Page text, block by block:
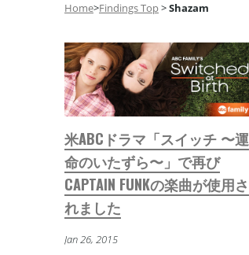
Home>Findings Top>Shazam
米ABCドラマ「スイッチ 〜運
命のいたずら〜」で再び
CAPTAIN FUNKの楽曲が使用さ
れました
Jan 26, 2015